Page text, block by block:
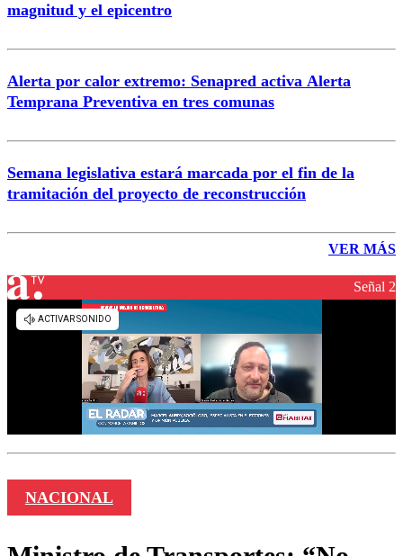
magnitud y el epicentro
Alerta por calor extremo: Senapred activa Alerta
Temprana Preventiva en tres comunas
Semana legislativa estará marcada por el fin de la
tramitación del proyecto de reconstrucción
VER MÁS
Señal 2
NACIONAL